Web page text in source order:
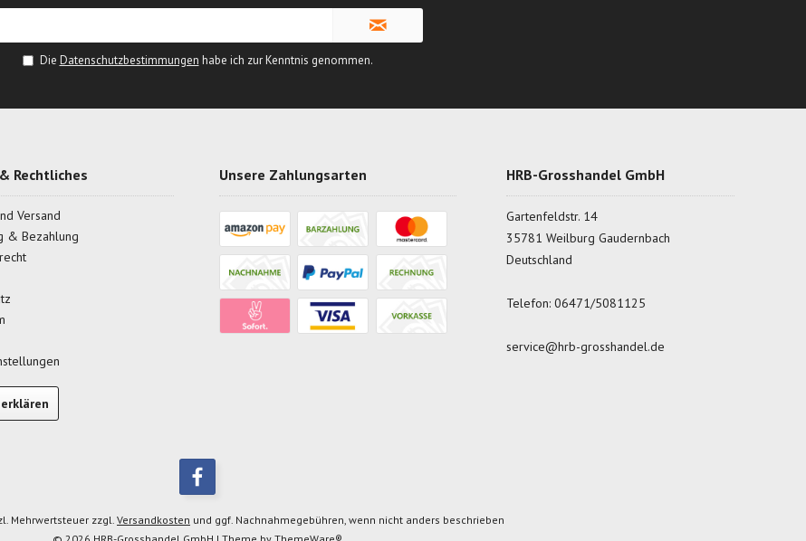
Die Datenschutzbestimmungen habe ich zur Kenntnis genommen.
Rechtliches
Versand
& Bezahlung
Unsere Zahlungsarten HRB-Grosshandel GmbH
Gartenfeldstr. 14
35781 Weilburg Gaudernbach
Deutschland
Telefon: 06471/5081125
service@hrb-grosshandel.de
Mehrwertsteuer zzgl. Versandkosten und ggf. Nachnahmegebühren, wenn nicht anders beschrieben